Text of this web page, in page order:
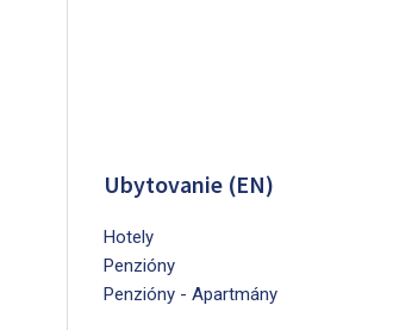
Ubytovanie (EN)
Hotely
Penzióny
Penzióny - Apartmány